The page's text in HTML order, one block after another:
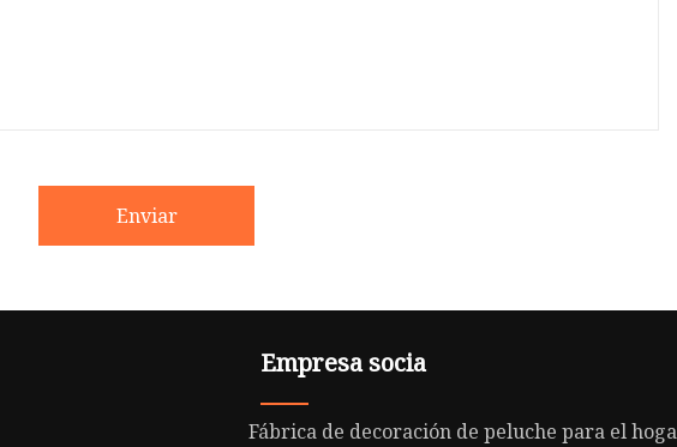
Enviar
Empresa socia
Fábrica de decoración de peluche para el